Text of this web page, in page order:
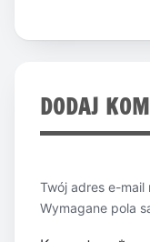
DODAJ
Twój adres e-mail
Wymagane pola